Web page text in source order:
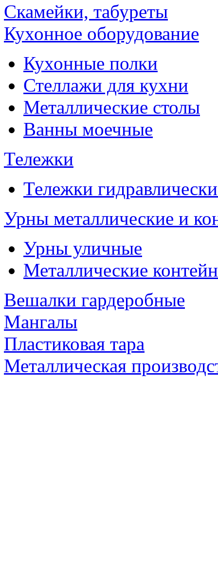
Скамейки, табуреты
Кухонное оборудование
Кухонные полки
Стеллажи для кухни
Металлические столы
Ванны моечные
Тележки
Тележки
Урны металлические и
Урны уличные
Металлические
Вешалки гардеробные
Мангалы
Пластиковая тара
Металлическая